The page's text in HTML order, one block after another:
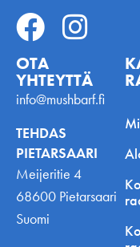
OTA
YHTEYTTÄ
info@mushbarf.fi
TEHDAS
PIETARSAARI
Meijeritie 4
68600 Pietarsaari
Suomi